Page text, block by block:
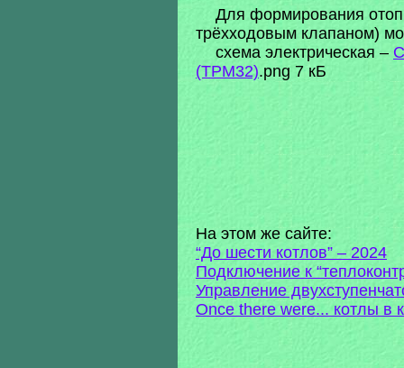
Для формирования
трёхходовым клапаном)
схема электрическая –
(ТРМ32).png 7 кБ
На этом же сайте:
“До шести котлов” – 2024
Подключение к
Управление
Once there were... котлы в